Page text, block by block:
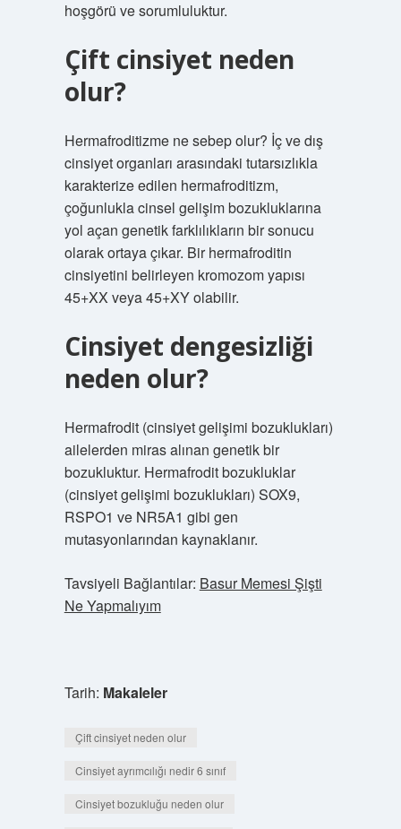
hoşgörü ve sorumluluktur.
Çift cinsiyet neden
olur?
Hermafroditizme ne sebep olur? İç ve dış
cinsiyet organları arasındaki tutarsızlıkla
karakterize edilen hermafroditizm,
çoğunlukla cinsel gelişim bozukluklarına
yol açan genetik farklılıkların bir sonucu
olarak ortaya çıkar. Bir hermafroditin
cinsiyetini belirleyen kromozom yapısı
45+XX veya 45+XY olabilir.
Cinsiyet dengesizliği
neden olur?
Hermafrodit (cinsiyet gelişimi bozuklukları)
ailelerden miras alınan genetik bir
bozukluktur. Hermafrodit bozukluklar
(cinsiyet gelişimi bozuklukları) SOX9,
RSPO1 ve NR5A1 gibi gen
mutasyonlarından kaynaklanır.
Tavsiyeli Bağlantılar: Basur Memesi Şişti
Ne Yapmalıyım
Tarih: Makaleler
Çift cinsiyet neden olur
Cinsiyet ayrımcılığı nedir 6 sınıf
Cinsiyet bozukluğu neden olur